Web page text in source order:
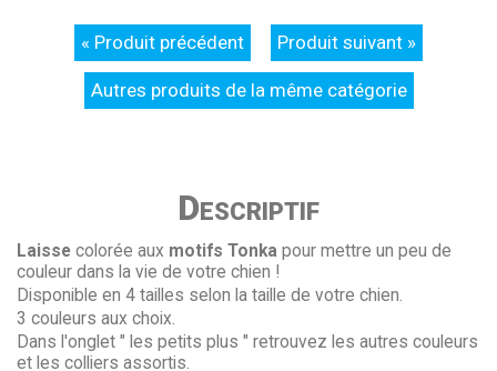
« Produit précédent Produit suivant »
Autres produits de la même catégorie
Descriptif
Laisse colorée aux motifs Tonka pour mettre un peu de
couleur dans la vie de votre chien !
Disponible en 4 tailles selon la taille de votre chien.
3 couleurs aux choix.
Dans l'onglet " les petits plus " retrouvez les autres couleurs
et les colliers assortis.